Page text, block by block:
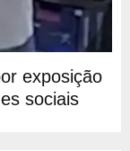
exposição
sociais